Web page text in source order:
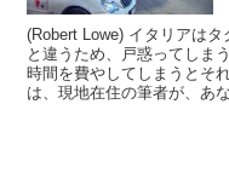
(Robert Lowe) イタリアは
と違うため、戸惑ってしま
時間を費やしてしまうとそ
は、現地在住の筆者が、あ